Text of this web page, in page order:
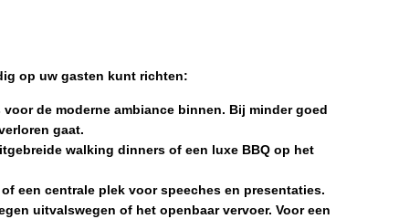
op uw gasten kunt richten:
de moderne ambiance binnen. Bij minder goed
gaat.
walking dinners of een luxe BBQ op het
een centrale plek voor speeches en presentaties.
uitvalswegen of het openbaar vervoer. Voor een